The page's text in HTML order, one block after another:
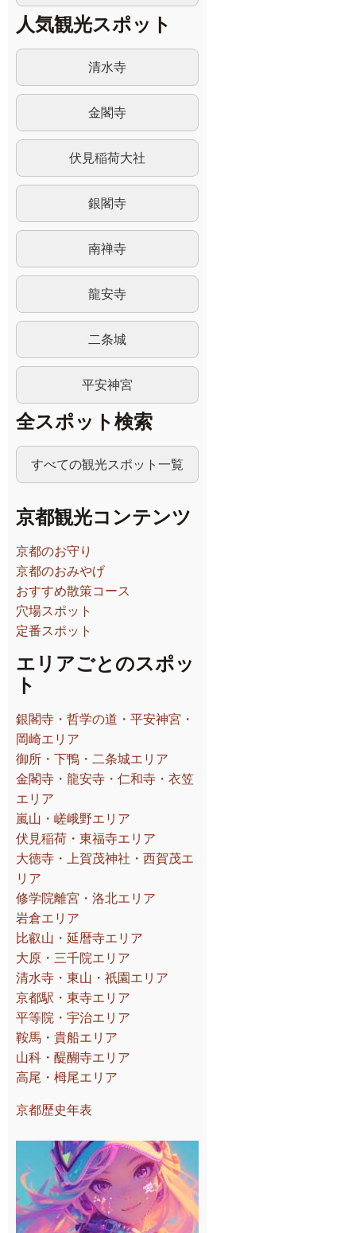
人気観光スポット
清水寺
金閣寺
伏見稲荷大社
銀閣寺
南禅寺
龍安寺
二条城
平安神宮
全スポット検索
すべての観光スポット一覧
京都観光コンテンツ
京都のお守り
京都のおみやげ
おすすめ散策コース
穴場スポット
定番スポット
エリアごとのスポッ
ト
銀閣寺・哲学の道・平安神宮・
岡崎エリア
御所・下鴨・二条城エリア
金閣寺・龍安寺・仁和寺・衣笠
エリア
嵐山・嵯峨野エリア
伏見稲荷・東福寺エリア
大徳寺・上賀茂神社・西賀茂エ
リア
修学院離宮・洛北エリア
岩倉エリア
比叡山・延暦寺エリア
大原・三千院エリア
清水寺・東山・祇園エリア
京都駅・東寺エリア
平等院・宇治エリア
鞍馬・貴船エリア
山科・醍醐寺エリア
高尾・栂尾エリア
京都歴史年表